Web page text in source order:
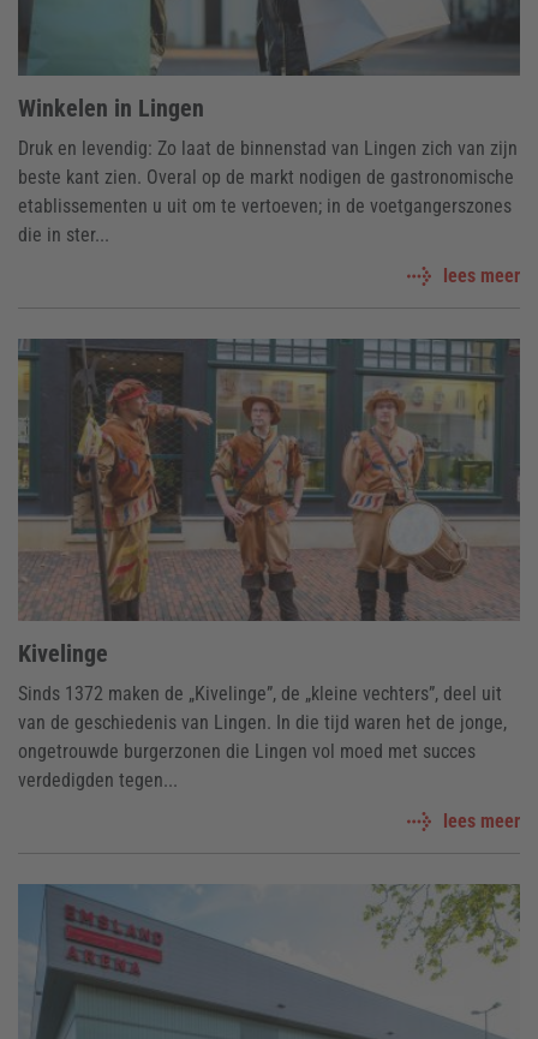
Winkelen in Lingen
Druk en levendig: Zo laat de binnenstad van Lingen zich van zijn
beste kant zien. Overal op de markt nodigen de gastronomische
etablissementen u uit om te vertoeven; in de voetgangerszones
die in ster...
lees meer
Kivelinge
Sinds 1372 maken de „Kivelinge”, de „kleine vechters”, deel uit
van de geschiedenis van Lingen. In die tijd waren het de jonge,
ongetrouwde burgerzonen die Lingen vol moed met succes
verdedigden tegen...
lees meer